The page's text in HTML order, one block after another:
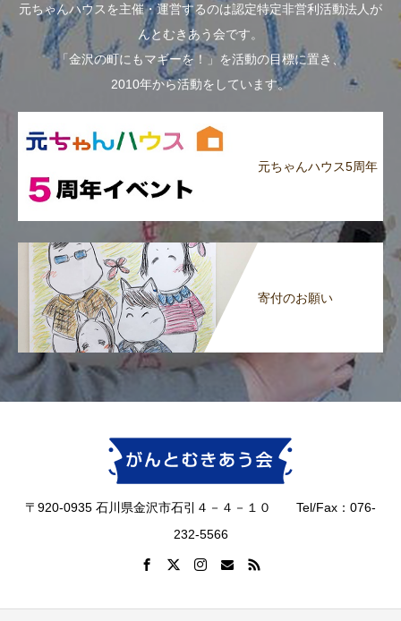
元ちゃんハウスを主催・運営するのは認定特定非営利活動法人が
んとむきあう会です。
「金沢の町にもマギーを！」を活動の目標に置き、
2010年から活動をしています。
元ちゃんハウス5周年
寄付のお願い
〒920-0935 石川県金沢市石引４－４－１０ Tel/Fax：076-
232-5566